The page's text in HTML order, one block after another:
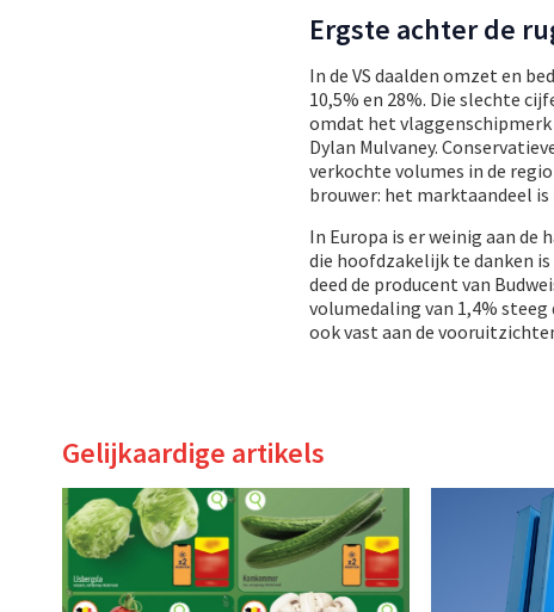
Ergste achter de
In de VS daalden omzet en
10,5% en 28%. Die slechte
omdat het
Dylan Mulvaney.
verkochte volumes in de
brouwer: het marktaandeel
In Europa is er weinig aan
die hoofdzakelijk te danken
deed de producent van
volumedaling van 1,4%
ook vast aan de
Gelijkaardige artikels